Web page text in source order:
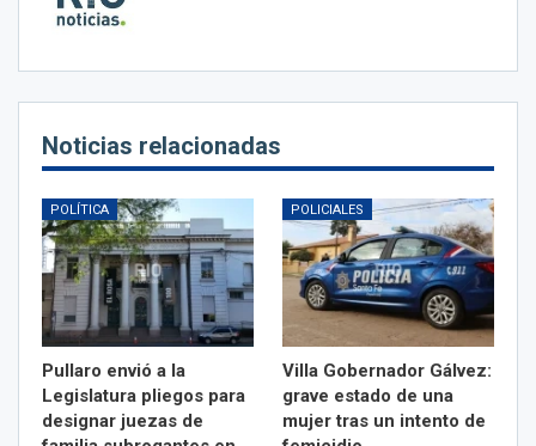
Noticias relacionadas
POLÍTICA
Pullaro envió a la
Legislatura pliegos para
designar juezas de
POLICIALES
Villa Gobernador Gálvez:
grave estado de una
mujer tras un intento de